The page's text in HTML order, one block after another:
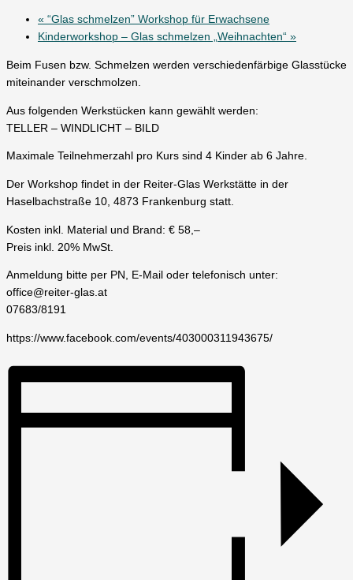
« “Glas schmelzen” Workshop für Erwachsene
Kinderworkshop – Glas schmelzen „Weihnachten“ »
Beim Fusen bzw. Schmelzen werden verschiedenfärbige Glasstücke
miteinander verschmolzen.
Aus folgenden Werkstücken kann gewählt werden:
TELLER – WINDLICHT – BILD
Maximale Teilnehmerzahl pro Kurs sind 4 Kinder ab 6 Jahre.
Der Workshop findet in der Reiter-Glas Werkstätte in der
Haselbachstraße 10, 4873 Frankenburg statt.
Kosten inkl. Material und Brand: € 58,–
Preis inkl. 20% MwSt.
Anmeldung bitte per PN, E-Mail oder telefonisch unter:
office@reiter-glas.at
07683/8191
https://www.facebook.com/events/403000311943675/